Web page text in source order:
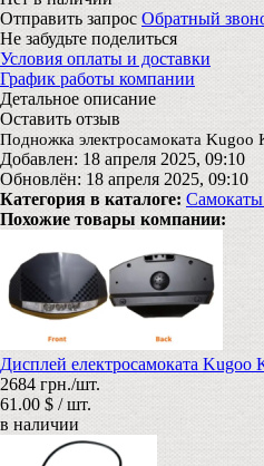
Отправить запрос Обратный
Не забудьте поделиться
Условия оплаты и доставки
График работы компании
Детальное описание
Оставить отзыв
Подножка электросамоката Kugoo
Добавлен: 18 апреля 2025, 09:10
Обновлён: 18 апреля 2025, 09:10
Категория в каталоге: Самокаты
Похожие товары компании:
Дисплей електросамоката Kugoo
2684 грн./шт.
61.00 $ / шт.
в наличии